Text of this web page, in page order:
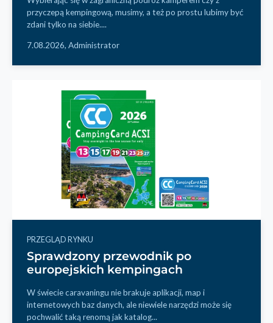
przyczepą kempingową, musimy, a też po prostu lubimy być
zdani tylko na siebie....
7.08.2026, Administrator
PRZEGLĄD RYNKU
Sprawdzony przewodnik po
europejskich kempingach
W świecie caravaningu nie brakuje aplikacji, map i
internetowych baz danych, ale niewiele narzędzi może się
pochwalić taką renomą jak katalog...